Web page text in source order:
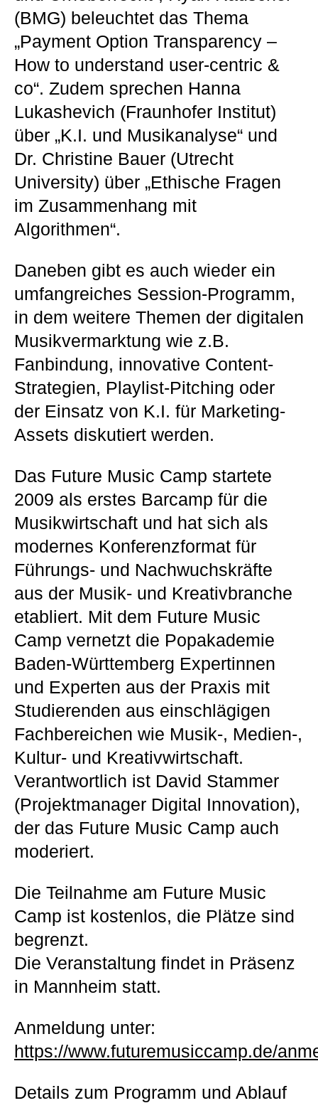
(BMG) beleuchtet das Thema
„Payment Option Transparency –
How to understand user-centric &
co“. Zudem sprechen Hanna
Lukashevich (Fraunhofer Institut)
über „K.I. und Musikanalyse“ und
Dr. Christine Bauer (Utrecht
University) über „Ethische Fragen
im Zusammenhang mit
Algorithmen“.
Daneben gibt es auch wieder ein
umfangreiches Session-Programm,
in dem weitere Themen der digitalen
Musikvermarktung wie z.B.
Fanbindung, innovative Content-
Strategien, Playlist-Pitching oder
der Einsatz von K.I. für Marketing-
Assets diskutiert werden.
Das Future Music Camp startete
2009 als erstes Barcamp für die
Musikwirtschaft und hat sich als
modernes Konferenzformat für
Führungs- und Nachwuchskräfte
aus der Musik- und Kreativbranche
etabliert. Mit dem Future Music
Camp vernetzt die Popakademie
Baden-Württemberg Expertinnen
und Experten aus der Praxis mit
Studierenden aus einschlägigen
Fachbereichen wie Musik-, Medien-,
Kultur- und Kreativwirtschaft.
Verantwortlich ist David Stammer
(Projektmanager Digital Innovation),
der das Future Music Camp auch
moderiert.
Die Teilnahme am Future Music
Camp ist kostenlos, die Plätze sind
begrenzt.
Die Veranstaltung findet in Präsenz
in Mannheim statt.
Anmeldung unter:
https://www.futuremusiccamp.de/
Details zum Programm und Ablauf